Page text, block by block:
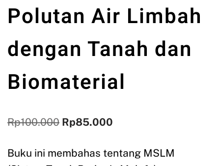
Polutan Air Limbah
dengan Tanah dan
Biomaterial
Rp100.000 Rp85.000
Buku ini membahas tentang MSLM